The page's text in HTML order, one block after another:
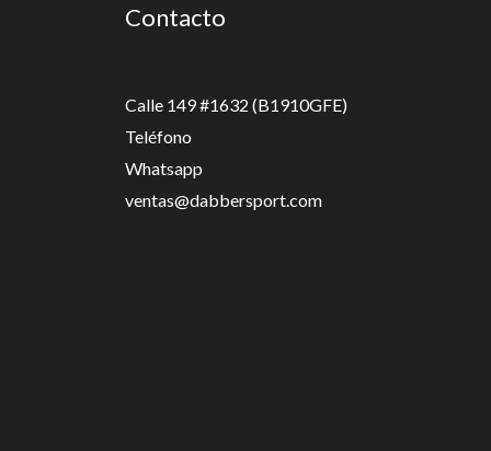
Contacto
Calle 149 #1632 (B1910GFE)
Teléfono
Whatsapp
ventas@dabbersport.com